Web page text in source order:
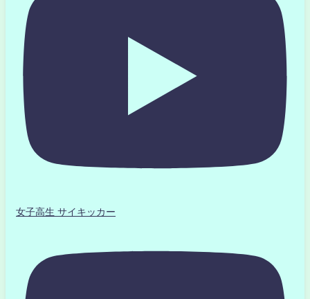
女子高生 サイキッカー